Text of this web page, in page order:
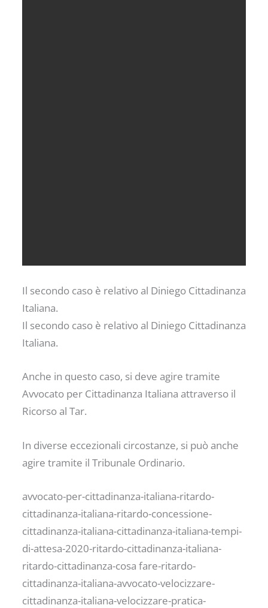
Il secondo caso è relativo al Diniego Cittadinanza
Italiana.
Il secondo caso è relativo al Diniego Cittadinanza
Italiana.
Anche in questo caso, si deve agire tramite
Avvocato per Cittadinanza Italiana attraverso il
Ricorso al Tar.
In diverse eccezionali circostanze, si può anche
agire tramite il Tribunale Ordinario.
avvocato-per-cittadinanza-italiana-ritardo-
cittadinanza-italiana-ritardo-concessione-
cittadinanza-italiana-cittadinanza-italiana-tempi-
di-attesa-2020-ritardo-cittadinanza-italiana-
ritardo-cittadinanza-cosa fare-ritardo-
cittadinanza-italiana-avvocato-velocizzare-
cittadinanza-italiana-velocizzare-pratica-